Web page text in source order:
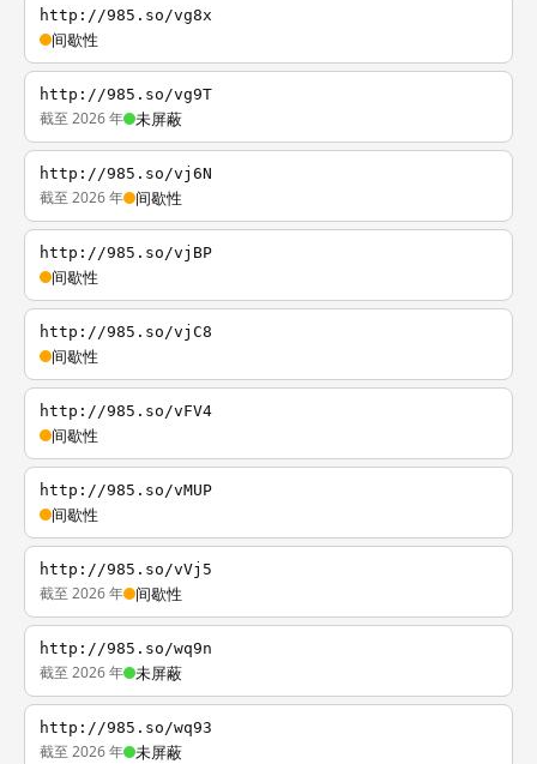
http://985.so/vg8x
间歇性
http://985.so/vg9T
截至 2026 年 未屏蔽
http://985.so/vj6N
截至 2026 年 间歇性
http://985.so/vjBP
间歇性
http://985.so/vjC8
间歇性
http://985.so/vFV4
间歇性
http://985.so/vMUP
间歇性
http://985.so/vVj5
截至 2026 年 间歇性
http://985.so/wq9n
截至 2026 年 未屏蔽
http://985.so/wq93
截至 2026 年 未屏蔽